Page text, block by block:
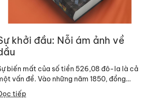
khởi đầu: Nỗi ám ảnh về
biến mất của số tiền 526,08 đô-la là cả
vấn đề. Vào những năm 1850, đồng
của một giáo sư chẳng lấy gì làm...
tiếp